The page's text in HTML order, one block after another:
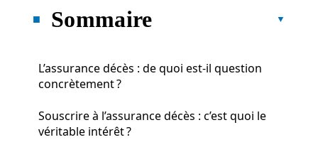
Sommaire
L’assurance décès : de quoi est-il question
concrètement ?
Souscrire à l’assurance décès : c’est quoi le
véritable intérêt ?